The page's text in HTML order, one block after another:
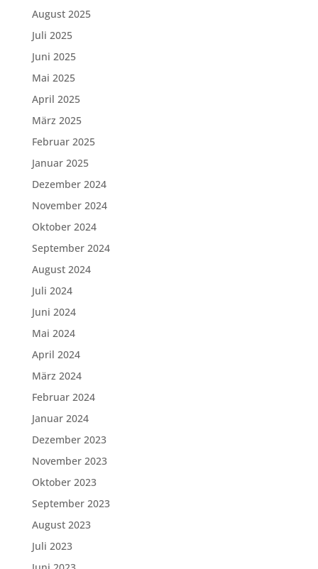
August 2025
Juli 2025
Juni 2025
Mai 2025
April 2025
März 2025
Februar 2025
Januar 2025
Dezember 2024
November 2024
Oktober 2024
September 2024
August 2024
Juli 2024
Juni 2024
Mai 2024
April 2024
März 2024
Februar 2024
Januar 2024
Dezember 2023
November 2023
Oktober 2023
September 2023
August 2023
Juli 2023